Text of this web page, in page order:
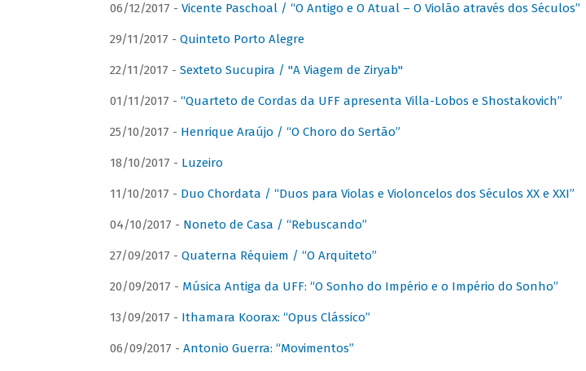
06/12/2017 - Vicente Paschoal / “O Antigo e O Atual – O Violão através dos Séculos”
29/11/2017 - Quinteto Porto Alegre
22/11/2017 - Sexteto Sucupira / "A Viagem de Ziryab"
01/11/2017 - “Quarteto de Cordas da UFF apresenta Villa-Lobos e Shostakovich”
25/10/2017 - Henrique Araújo / “O Choro do Sertão”
18/10/2017 - Luzeiro
11/10/2017 - Duo Chordata / “Duos para Violas e Violoncelos dos Séculos XX e XXI”
04/10/2017 - Noneto de Casa / “Rebuscando”
27/09/2017 - Quaterna Réquiem / “O Arquiteto”
20/09/2017 - Música Antiga da UFF: “O Sonho do Império e o Império do Sonho”
13/09/2017 - Ithamara Koorax: “Opus Clássico”
06/09/2017 - Antonio Guerra: “Movimentos”